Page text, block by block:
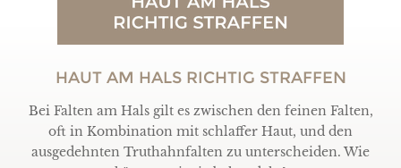
HAUT AM HALS RICHTIG STRAFFEN
Bei Falten am Hals gilt es zwischen den feinen Falten,
oft in Kombination mit schlaffer Haut, und den
ausgedehnten Truthahnfalten zu unterscheiden. Wie